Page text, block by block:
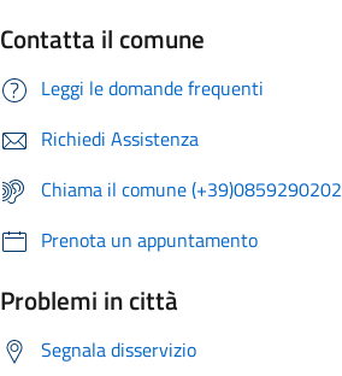
Contatta il comune
Leggi le domande frequenti
Richiedi Assistenza
Chiama il comune (+39)0859290202
Prenota un appuntamento
Problemi in città
Segnala disservizio